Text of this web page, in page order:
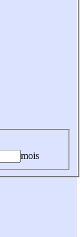
mois